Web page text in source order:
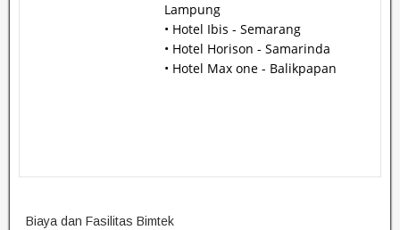
Lampung
• Hotel Ibis - Semarang
• Hotel Horison - Samarinda
• Hotel Max one - Balikpapan
Biaya dan Fasilitas Bimtek